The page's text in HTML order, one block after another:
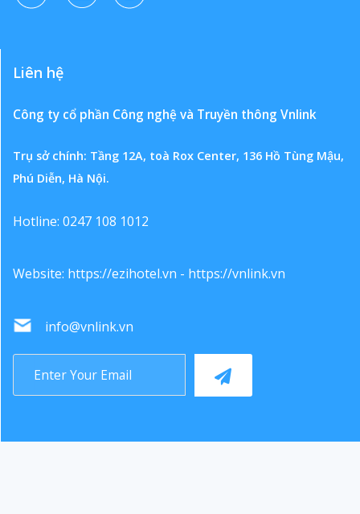
Liên hệ
Công ty cổ phần Công nghệ và Truyền thông Vnlink
Trụ sở chính: Tầng 12A, toà Rox Center, 136 Hồ Tùng Mậu,
Phú Diễn, Hà Nội.
Hotline: 0247 108 1012
Website: https://ezihotel.vn - https://vnlink.vn
info@vnlink.vn